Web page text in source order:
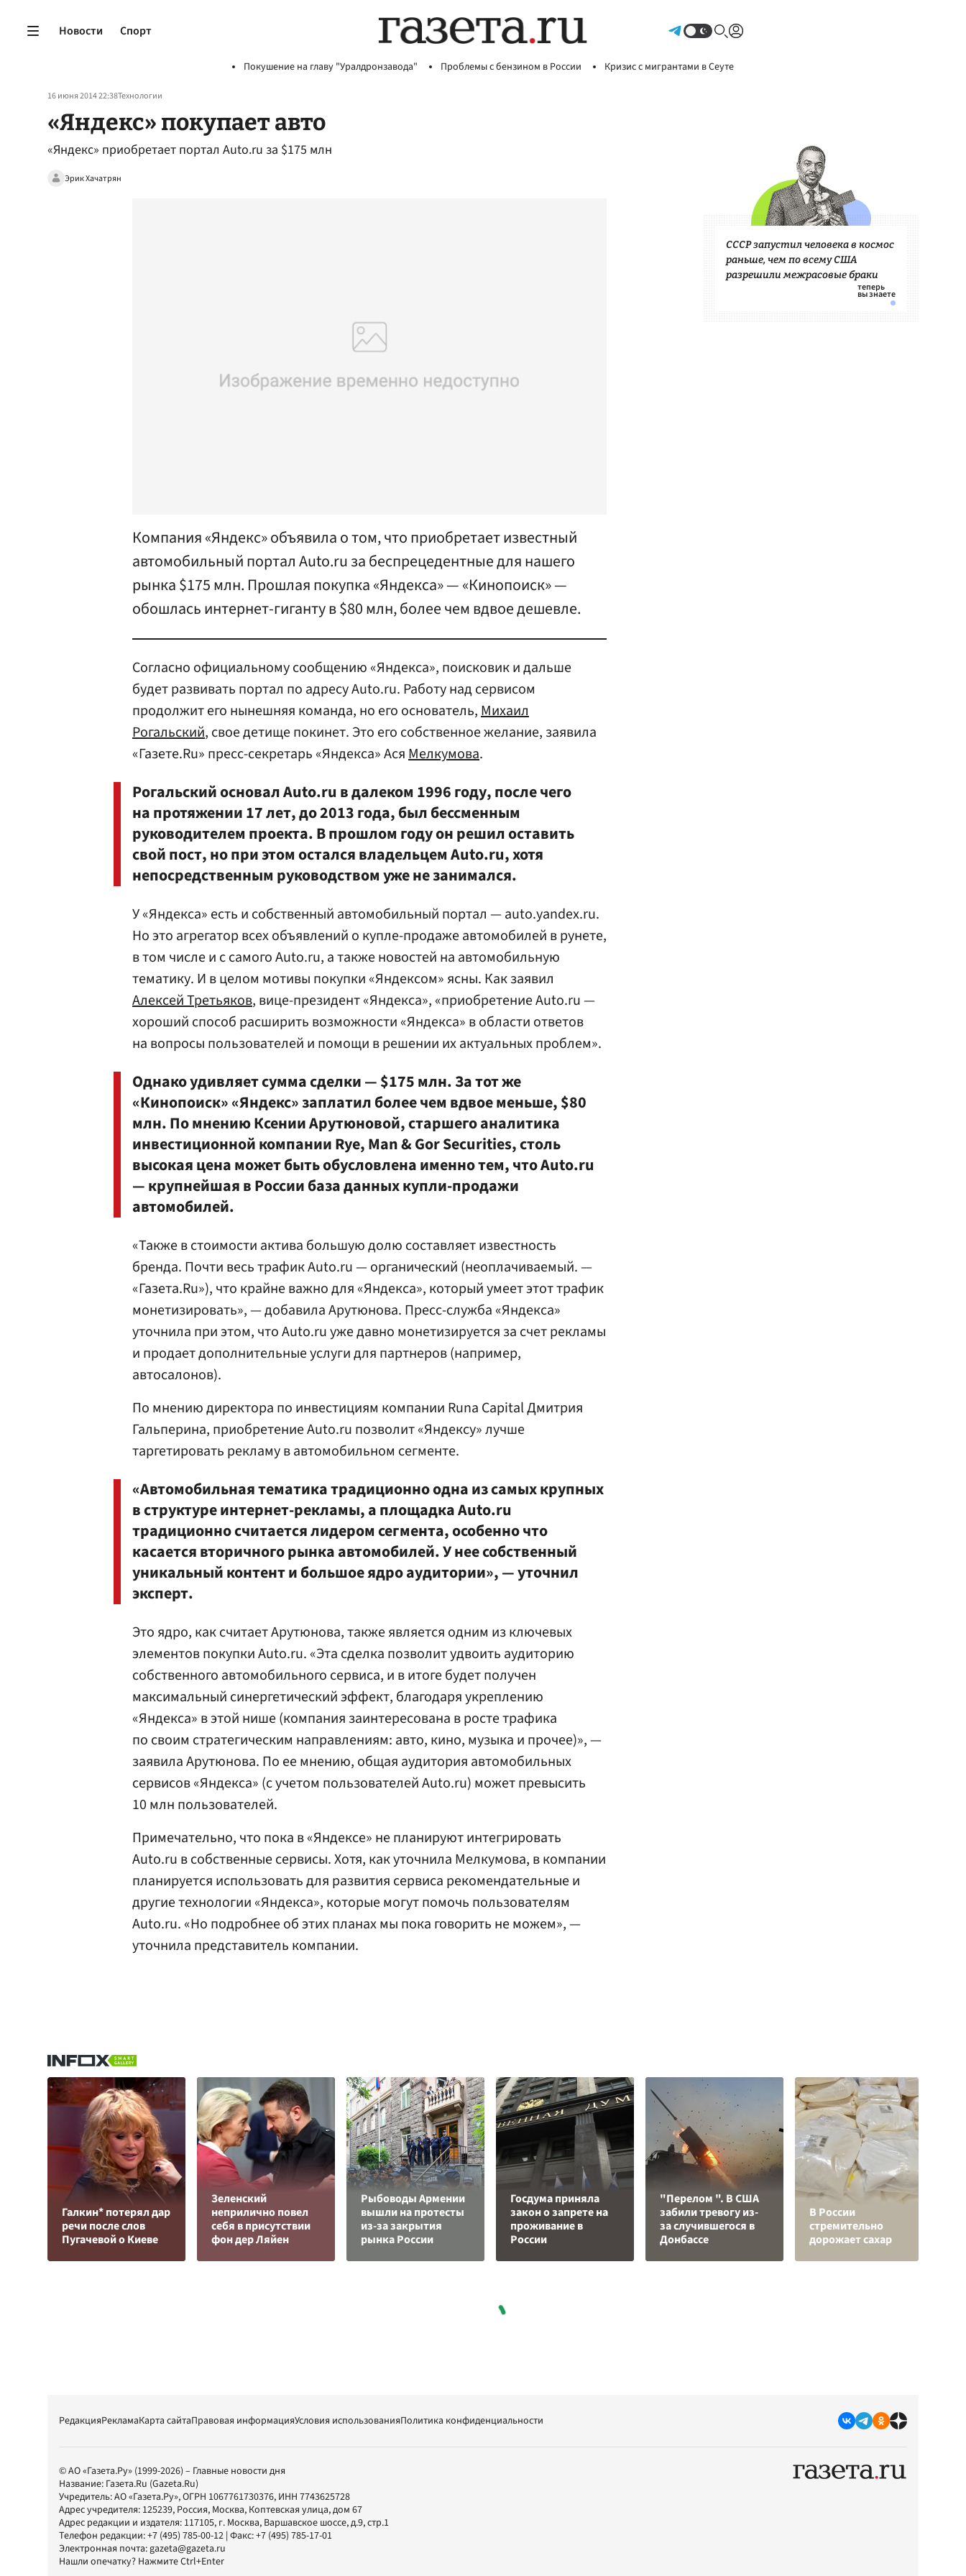
Новости Спорт
Покушение на главу "Уралдронзавода" Проблемы с бензином в России Кризис с мигрантами в Сеуте
16 июня 2014 22:38Технологии
«Яндекс» покупает авто
«Яндекс» приобретает портал Auto.ru за $175 млн
Эрик Хачатрян
Компания «Яндекс» объявила о том, что приобретает известный
автомобильный портал Auto.ru за беспрецедентные для нашего
рынка $175 млн. Прошлая покупка «Яндекса» — «Кинопоиск» —
обошлась интернет-гиганту в $80 млн, более чем вдвое дешевле.
Согласно официальному сообщению «Яндекса», поисковик и дальше
будет развивать портал по адресу Auto.ru. Работу над сервисом
продолжит его нынешняя команда, но его основатель,Михаил
Рогальский, свое детище покинет. Это его собственное желание, заявила
«Газете.Ru» пресс-секретарь «Яндекса» АсяМелкумова.
Рогальский основал Auto.ru в далеком 1996 году, после чего
на протяжении 17 лет, до 2013 года, был бессменным
руководителем проекта. В прошлом году он решил оставить
свой пост, но при этом остался владельцем Auto.ru, хотя
непосредственным руководством уже не занимался.
У «Яндекса» есть и собственный автомобильный портал — auto.yandex.ru.
Но это агрегатор всех объявлений о купле-продаже автомобилей в рунете,
в том числе и с самого Auto.ru, а также новостей на автомобильную
тематику. И в целом мотивы покупки «Яндексом» ясны. Как заявил
Алексей Третьяков, вице-президент «Яндекса», «приобретение Auto.ru —
хороший способ расширить возможности «Яндекса» в области ответов
на вопросы пользователей и помощи в решении их актуальных проблем».
Однако удивляет сумма сделки — $175 млн. За тот же
«Кинопоиск» «Яндекс» заплатил более чем вдвое меньше, $80
млн. По мнению Ксении Арутюновой, старшего аналитика
инвестиционной компании Rye, Man & Gor Securities, столь
высокая цена может быть обусловлена именно тем, что Auto.ru
— крупнейшая в России база данных купли-продажи
автомобилей.
«Также в стоимости актива большую долю составляет известность
бренда. Почти весь трафик Auto.ru — органический (неоплачиваемый. —
«Газета.Ru»), что крайне важно для «Яндекса», который умеет этот трафик
монетизировать», — добавила Арутюнова. Пресс-служба «Яндекса»
уточнила при этом, что Auto.ru уже давно монетизируется за счет рекламы
и продает дополнительные услуги для партнеров (например,
автосалонов).
По мнению директора по инвестициям компании Runa Capital Дмитрия
Гальперина, приобретение Auto.ru позволит «Яндексу» лучше
таргетировать рекламу в автомобильном сегменте.
«Автомобильная тематика традиционно одна из самых крупных
в структуре интернет-рекламы, а площадка Auto.ru
традиционно считается лидером сегмента, особенно что
касается вторичного рынка автомобилей. У нее собственный
уникальный контент и большое ядро аудитории», — уточнил
эксперт.
Это ядро, как считает Арутюнова, также является одним из ключевых
элементов покупки Auto.ru. «Эта сделка позволит удвоить аудиторию
собственного автомобильного сервиса, и в итоге будет получен
максимальный синергетический эффект, благодаря укреплению
«Яндекса» в этой нише (компания заинтересована в росте трафика
по своим стратегическим направлениям: авто, кино, музыка и прочее)», —
заявила Арутюнова. По ее мнению, общая аудитория автомобильных
сервисов «Яндекса» (с учетом пользователей Auto.ru) может превысить
10 млн пользователей.
Примечательно, что пока в «Яндексе» не планируют интегрировать
Auto.ru в собственные сервисы. Хотя, как уточнила Мелкумова, в компании
планируется использовать для развития сервиса рекомендательные и
другие технологии «Яндекса», которые могут помочь пользователям
Auto.ru. «Но подробнее об этих планах мы пока говорить не можем», —
уточнила представитель компании.
СССР запустил человека в космос
раньше, чем по всему США
разрешили межрасовые браки
Галкин* потерял дар
речи после слов
Пугачевой о Киеве
Зеленский
неприлично повел
cебя в присутствии
фон дер Ляйен
Рыбоводы Армении
вышли на протесты
из-за закрытия
рынка России
Госдума приняла
закон о запрете на
проживание в
России
"Перелом ". В США
забили тревогу из-
за случившегося в
Донбассе
В России
стремительно
дорожает сахар
РедакцияРекламаКарта сайтаПравовая информацияУсловия использованияПолитика конфиденциальности
© АО «Газета.Ру» (1999-2026) – Главные новости дня
Название: Газета.Ru (Gazeta.Ru)
Учредитель:АО «Газета.Ру», ОГРН 1067761730376, ИНН 7743625728
Адрес учредителя: 125239, Россия, Москва, Коптевская улица, дом 67
Адрес редакции и издателя: 117105, г. Москва, Варшавское шоссе, д.9, стр.1
Телефон редакции:+7 (495) 785-00-12 | Факс:+7 (495) 785-17-01
Электронная почта:gazeta@gazeta.ru
Нашли опечатку? Нажмите Ctrl+Enter